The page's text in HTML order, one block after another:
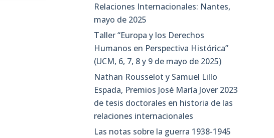
Relaciones Internacionales: Nantes,
mayo de 2025
Taller “Europa y los Derechos
Humanos en Perspectiva Histórica”
(UCM, 6, 7, 8 y 9 de mayo de 2025)
Nathan Rousselot y Samuel Lillo
Espada, Premios José María Jover 2023
de tesis doctorales en historia de las
relaciones internacionales
Las notas sobre la guerra 1938-1945